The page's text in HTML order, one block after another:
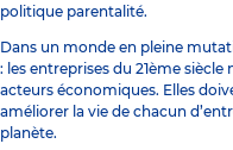
politique parentalité.
Dans un monde en pleine
: les entreprises du 21ème
acteurs économiques. Elles
améliorer la vie de chacun
planète.